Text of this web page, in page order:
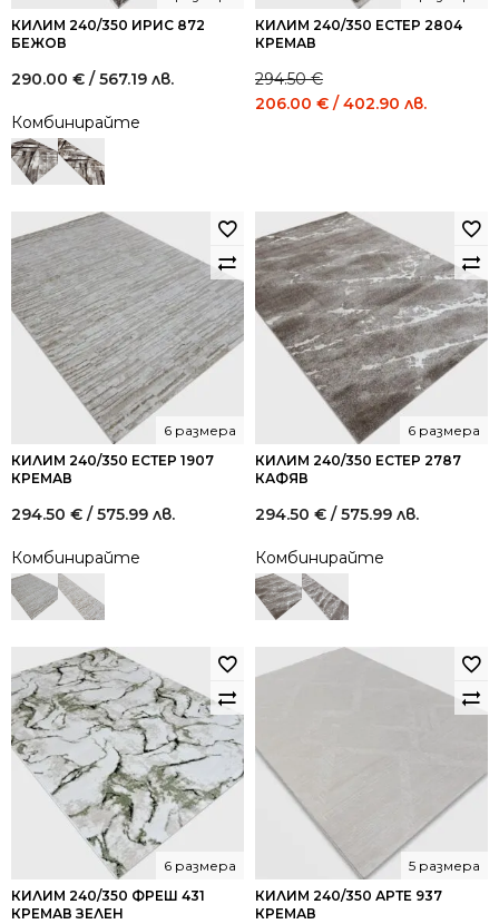
КИЛИМ 240/350 ИРИС 872
БЕЖОВ
290.00 € / 567.19 лв.
Комбинирайте
КИЛИМ 240/350 ЕСТЕР 2804
КРЕМАВ
294.50€
Original
575.99
лв..
206.00 € / 402.90 лв.
402.90
КИЛИМ 240/350 ЕСТЕР 1907
КРЕМАВ
6 размера
294.50 € / 575.99 лв.
Комбинирайте
КИЛИМ 240/350 ЕСТЕР 2787
КАФЯВ
6 размера
294.50 € / 575.99 лв.
Комбинирайте
КИЛИМ 240/350 ФРЕШ 431
КРЕМАВ ЗЕЛЕН
6 размера
КИЛИМ 240/350 АРТЕ 937
КРЕМАВ
5 размера